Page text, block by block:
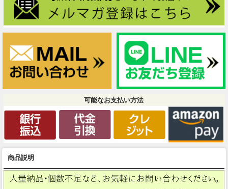
可能なお支払い方法
商品説明